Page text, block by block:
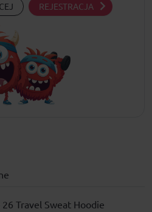
REJESTRACJA
Travel Sweat Hoodie